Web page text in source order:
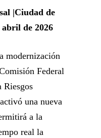
|Ciudad de
de 2026
modernización
Federal
Riesgos
una nueva
a la
real la